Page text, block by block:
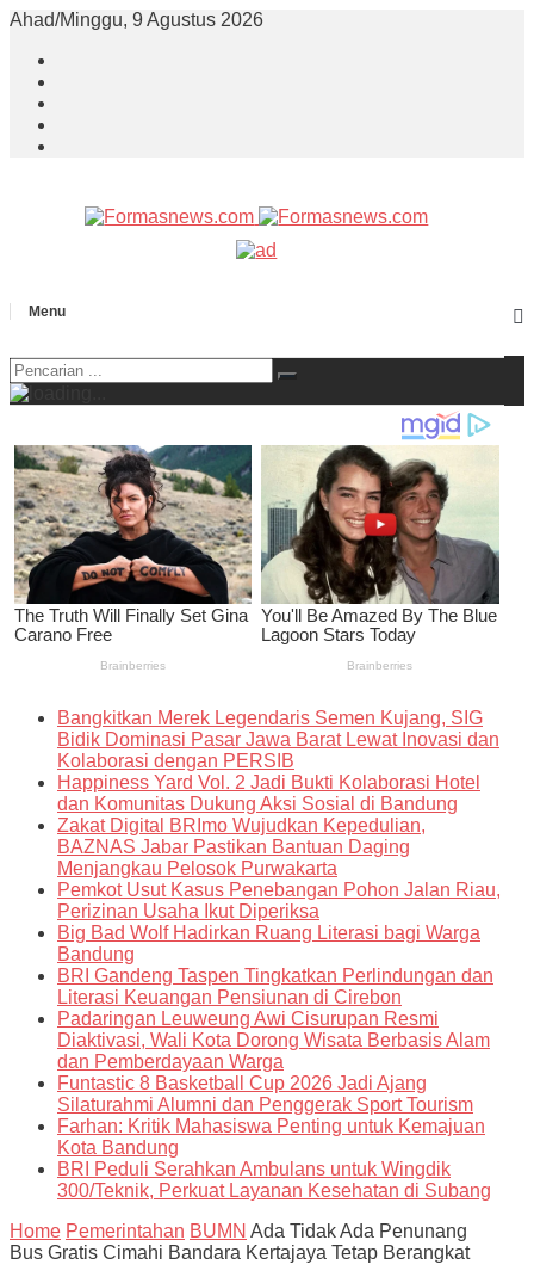
Ahad/Minggu, 9 Agustus 2026
Menu
Bangkitkan Merek Legendaris Semen Kujang, SIG
Bidik Dominasi Pasar Jawa Barat Lewat Inovasi dan
Kolaborasi dengan PERSIB
Happiness Yard Vol. 2 Jadi Bukti Kolaborasi Hotel
dan Komunitas Dukung Aksi Sosial di Bandung
Zakat Digital BRImo Wujudkan Kepedulian,
BAZNAS Jabar Pastikan Bantuan Daging
Menjangkau Pelosok Purwakarta
Pemkot Usut Kasus Penebangan Pohon Jalan Riau,
Perizinan Usaha Ikut Diperiksa
Big Bad Wolf Hadirkan Ruang Literasi bagi Warga
Bandung
BRI Gandeng Taspen Tingkatkan Perlindungan dan
Literasi Keuangan Pensiunan di Cirebon
Padaringan Leuweung Awi Cisurupan Resmi
Diaktivasi, Wali Kota Dorong Wisata Berbasis Alam
dan Pemberdayaan Warga
Funtastic 8 Basketball Cup 2026 Jadi Ajang
Silaturahmi Alumni dan Penggerak Sport Tourism
Farhan: Kritik Mahasiswa Penting untuk Kemajuan
Kota Bandung
BRI Peduli Serahkan Ambulans untuk Wingdik
300/Teknik, Perkuat Layanan Kesehatan di Subang
Home Pemerintahan BUMN Ada Tidak Ada Penunang
Bus Gratis Cimahi Bandara Kertajaya Tetap Berangkat